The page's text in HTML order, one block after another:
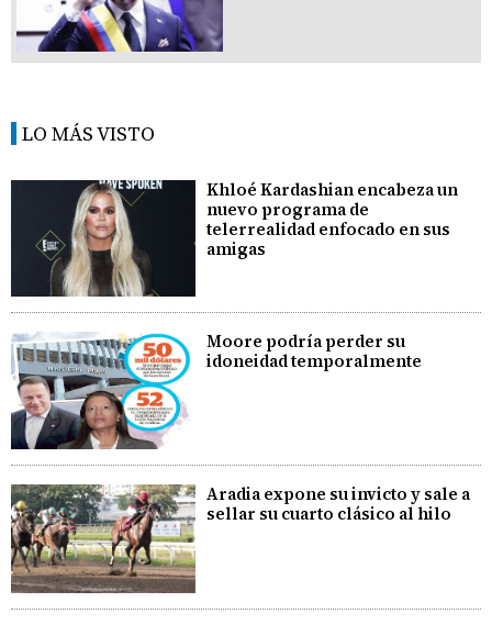
LO MÁS VISTO
Khloé Kardashian encabeza un
nuevo programa de
telerrealidad enfocado en sus
amigas
Moore podría perder su
idoneidad temporalmente
Aradia expone su invicto y sale a
sellar su cuarto clásico al hilo